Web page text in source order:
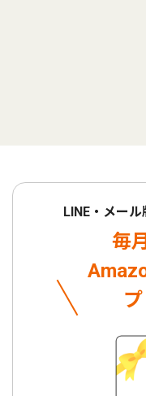
LINE・メー
毎